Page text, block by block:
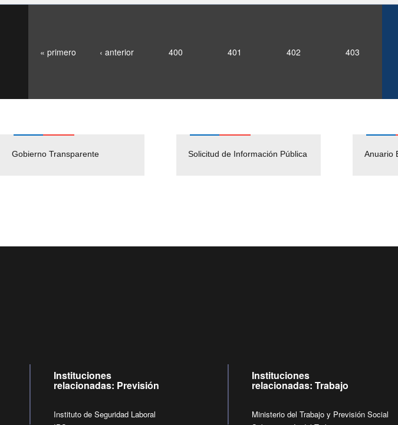
« primero ‹ anterior 400 401 402 403
Gobierno Transparente Solicitud de Información Pública Anuario
Pago Proveedores
Empleos Públicos
Instituciones
relacionadas: Previsión
Instituto de Seguridad Laboral
Instituciones
relacionadas: Trabajo
Ministerio del Trabajo y Previsión Social